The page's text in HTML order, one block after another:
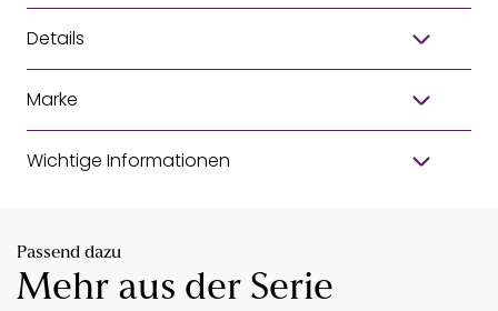
Details
Marke
Wichtige Informationen
Passend dazu
Mehr aus der Serie